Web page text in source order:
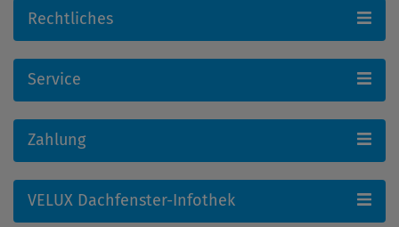
Rechtliches
Service
Zahlung
VELUX Dachfenster-Infothek